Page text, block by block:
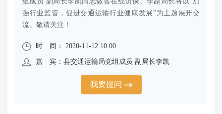
强行业监管，促进交通运输行业健康发展”为主题展开交
流。敬请关注！
时 间： 2020-11-12 10:00
嘉 宾：县交通运输局党组成员 副局长李凯
我要提问